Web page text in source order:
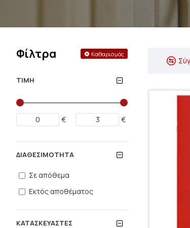
Φίλτρα Καθαρισμός
ΤΙΜΉ
€ €
ΚΑΤΑΣΚΕΥΑΣΤΈΣ
ΔΙΑΘΕΣΙΜΌΤΗΤΑ
Σε απόθεμα
Εκτός αποθέματος